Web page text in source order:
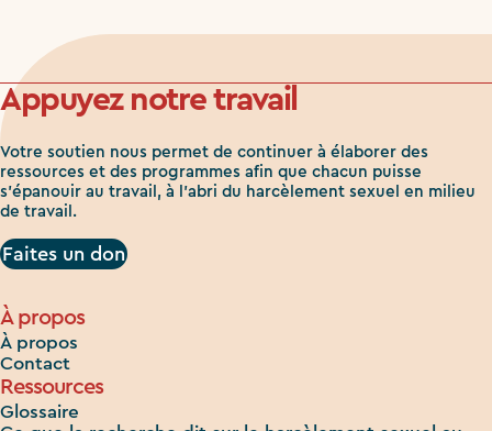
Appuyez notre travail
Votre soutien nous permet de continuer à élaborer des
ressources et des programmes afin que chacun puisse
s'épanouir au travail, à l'abri du harcèlement sexuel en milieu
de travail.
Faites un don
À propos
À propos
Contact
Ressources
Glossaire